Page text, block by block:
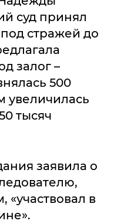
суд принял
стражей до
залог –
500
увеличилась
тысяч
заявила о
«участвовал в